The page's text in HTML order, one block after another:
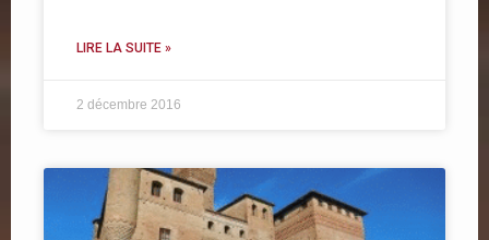
LIRE LA SUITE »
2 décembre 2016